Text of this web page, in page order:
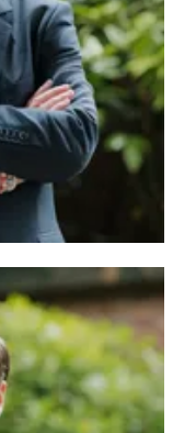
je bij ons aan het
stelt zorgvuldig een
Onze rapporten
en zijn duidelijk,
zoekt of een
en een soepel
met ons op. We